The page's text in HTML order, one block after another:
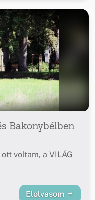
Bakonybélben
voltam, a VILÁG
Elolvasom